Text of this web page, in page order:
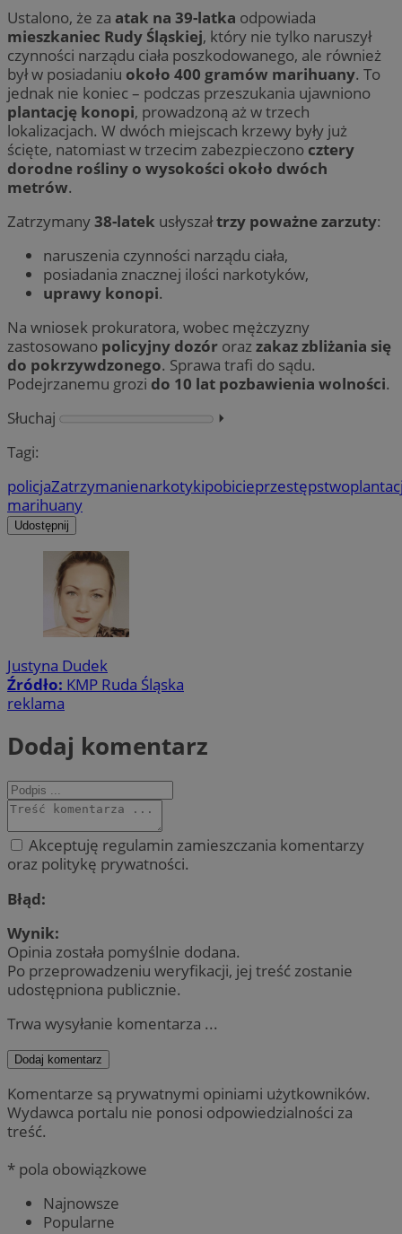
Ustalono, że za atak na 39-latka odpowiada
mieszkaniec Rudy Śląskiej, który nie tylko naruszył
czynności narządu ciała poszkodowanego, ale również
był w posiadaniu około 400 gramów marihuany. To
jednak nie koniec – podczas przeszukania ujawniono
plantację konopi, prowadzoną aż w trzech
lokalizacjach. W dwóch miejscach krzewy były już
ścięte, natomiast w trzecim zabezpieczono cztery
dorodne rośliny o wysokości około dwóch
metrów.
Zatrzymany38-latek usłyszałtrzy poważne zarzuty:
naruszenia czynności narządu ciała,
posiadania znacznej ilości narkotyków,
uprawy konopi.
Na wniosek prokuratora, wobec mężczyzny
zastosowano policyjny dozór orazzakaz zbliżania się
do pokrzywdzonego. Sprawa trafi do sądu.
Podejrzanemu grozi do 10 lat pozbawienia wolności.
Słuchaj
⏵︎
Tagi:
policjaZatrzymanienarkotykipobicieprzestępstwo
marihuany
Udostępnij
Justyna Dudek
Źródło: KMP Ruda Śląska
reklama
Dodaj komentarz
Akceptuję regulamin zamieszczania komentarzy
oraz politykę prywatności.
Błąd:
Wynik:
Opinia została pomyślnie dodana.
Po przeprowadzeniu weryfikacji, jej treść zostanie
udostępniona publicznie.
Trwa wysyłanie komentarza ...
Dodaj komentarz
Komentarze są prywatnymi opiniami użytkowników.
Wydawca portalu nie ponosi odpowiedzialności za
treść.
* pola obowiązkowe
Najnowsze
Popularne